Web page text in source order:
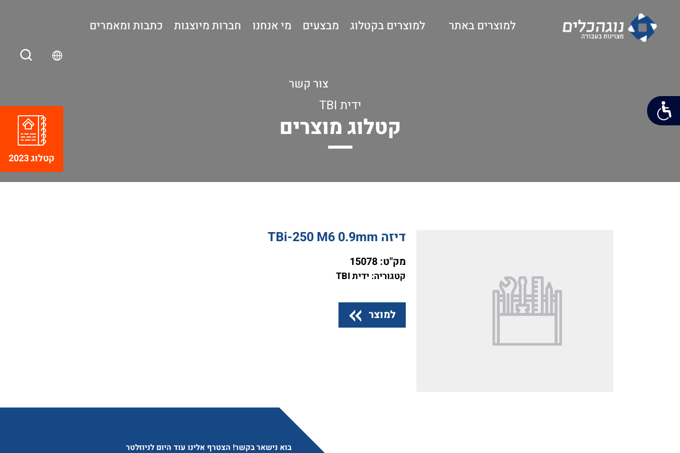
למוצרים באתר למוצרים בקטלוג מבצעים מי אנחנו חברות מיוצגות כתבות ומאמרים
צור קשר
ידית TBI
קטלוג מוצרים
דיזה TBi-250 M6 0.9mm
מק"ט: 15078
קטגוריה: ידית TBI
למוצר
בוא נישאר בקשר! הצטרף אלינו עוד היום לניוזלטר
קטלוג 2023